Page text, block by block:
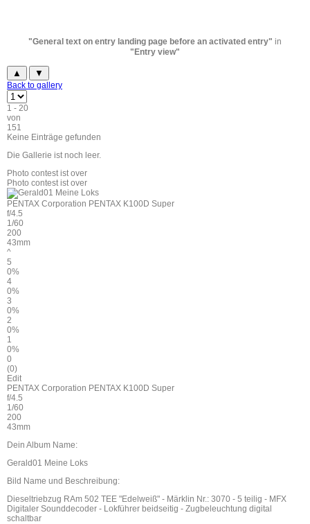
"General text on entry landing page before an activated entry" in
"Entry view"
▲ ▼
Back to gallery
1 - 20
von
151
Keine Einträge gefunden
Die Gallerie ist noch leer.
Photo contest ist over
Photo contest ist over
PENTAX Corporation PENTAX K100D Super
f/4.5
1/60
200
43mm
^
5
0%
4
0%
3
0%
2
0%
1
0%
0
(0)
Edit
PENTAX Corporation PENTAX K100D Super
f/4.5
1/60
200
43mm
Dein Album Name:
Gerald01 Meine Loks
Bild Name und Beschreibung:
Dieseltriebzug RAm 502 TEE "Edelweiß" - Märklin Nr.: 3070 - 5 teilig - MFX
Digitaler Sounddecoder - Lokführer beidseitig - Zugbeleuchtung digital
schaltbar